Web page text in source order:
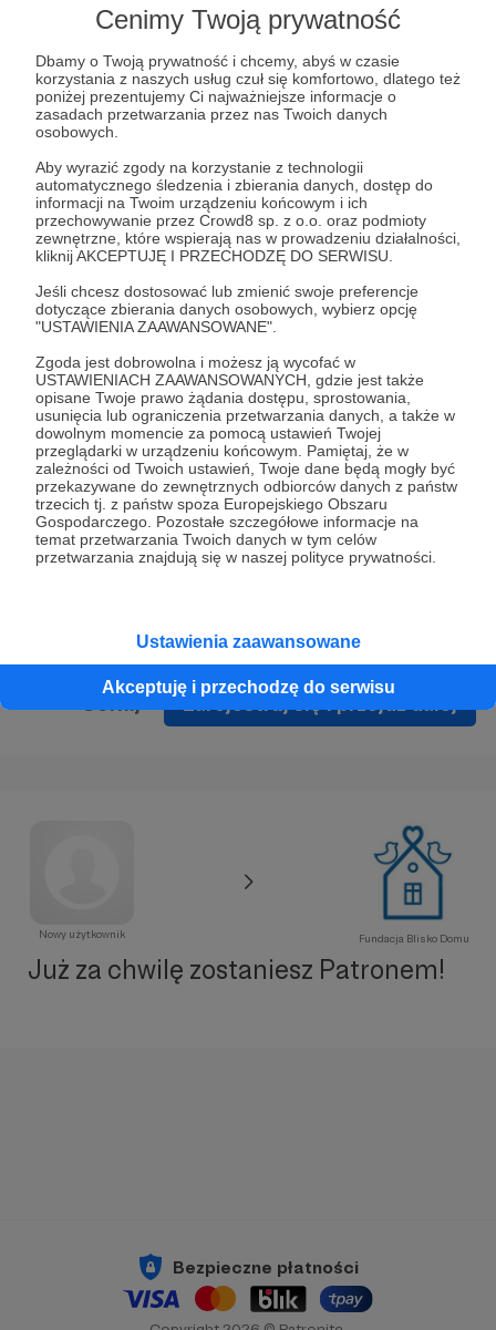
Cenimy Twoją prywatność
Dbamy o Twoją prywatność i chcemy, abyś w czasie
korzystania z naszych usług czuł się komfortowo, dlatego też
poniżej prezentujemy Ci najważniejsze informacje o
zasadach przetwarzania przez nas Twoich danych
osobowych.
Aby wyrazić zgody na korzystanie z technologii
automatycznego śledzenia i zbierania danych, dostęp do
informacji na Twoim urządzeniu końcowym i ich
przechowywanie przez Crowd8 sp. z o.o. oraz podmioty
zewnętrzne, które wspierają nas w prowadzeniu działalności,
kliknij AKCEPTUJĘ I PRZECHODZĘ DO SERWISU.
Jeśli chcesz dostosować lub zmienić swoje preferencje
dotyczące zbierania danych osobowych, wybierz opcję
"USTAWIENIA ZAAWANSOWANE".
Zgoda jest dobrowolna i możesz ją wycofać w
USTAWIENIACH ZAAWANSOWANYCH, gdzie jest także
opisane Twoje prawo żądania dostępu, sprostowania,
usunięcia lub ograniczenia przetwarzania danych, a także w
dowolnym momencie za pomocą ustawień Twojej
przeglądarki w urządzeniu końcowym. Pamiętaj, że w
zależności od Twoich ustawień, Twoje dane będą mogły być
przekazywane do zewnętrznych odbiorców danych z państw
trzecich tj. z państw spoza Europejskiego Obszaru
Gospodarczego. Pozostałe szczegółowe informacje na
temat przetwarzania Twoich danych w tym celów
przetwarzania znajdują się w naszej polityce prywatności.
Ustawienia zaawansowane
Akceptuję i przechodzę do serwisu
wyrażenia sprzeciwu wobec przetwarzania Twoich danych
osobowych. Rejestracja dla osób niepełnoletnich możliwa
jest po przekazaniu podpisanego formularza "Zgodna na
założenie konta przez osobę niepełnoletnią", formularz
dostępny jest na stronie regulaminu Patronite.pl.
* Zapoznałem się i akceptujęRegulaminserwisu oraz
* Wyrażam zgodę na przetwarzanie moich danych
osobowych podanych w formularzu rejestracyjnym w celu
prawidłowego świadczenia usług serwisu Patronite.
Wyrażam zgodę na otrzymywanie drogą elektroniczną
informacji handlowych - newslettera. Opcja ta może zostać
zmieniona w ustawieniach konta.
Zarejestruj się i przejdź dalej
Nowy użytkownik Fundacja Blisko Domu
Już za chwilę zostaniesz Patronem!
Bezpieczne płatności